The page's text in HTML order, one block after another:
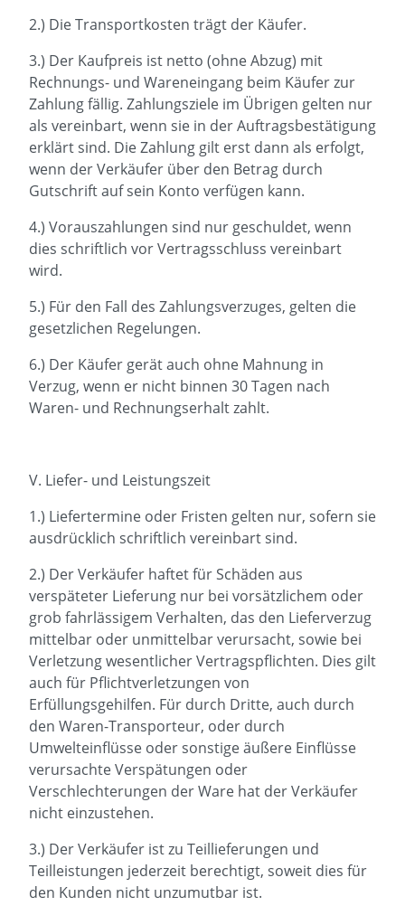
2.) Die Transportkosten trägt der Käufer.
3.) Der Kaufpreis ist netto (ohne Abzug) mit
Rechnungs- und Wareneingang beim Käufer zur
Zahlung fällig. Zahlungsziele im Übrigen gelten nur
als vereinbart, wenn sie in der Auftragsbestätigung
erklärt sind. Die Zahlung gilt erst dann als erfolgt,
wenn der Verkäufer über den Betrag durch
Gutschrift auf sein Konto verfügen kann.
4.) Vorauszahlungen sind nur geschuldet, wenn
dies schriftlich vor Vertragsschluss vereinbart
wird.
5.) Für den Fall des Zahlungsverzuges, gelten die
gesetzlichen Regelungen.
6.) Der Käufer gerät auch ohne Mahnung in
Verzug, wenn er nicht binnen 30 Tagen nach
Waren- und Rechnungserhalt zahlt.
V. Liefer- und Leistungszeit
1.) Liefertermine oder Fristen gelten nur, sofern sie
ausdrücklich schriftlich vereinbart sind.
2.) Der Verkäufer haftet für Schäden aus
verspäteter Lieferung nur bei vorsätzlichem oder
grob fahrlässigem Verhalten, das den Lieferverzug
mittelbar oder unmittelbar verursacht, sowie bei
Verletzung wesentlicher Vertragspflichten. Dies gilt
auch für Pflichtverletzungen von
Erfüllungsgehilfen. Für durch Dritte, auch durch
den Waren-Transporteur, oder durch
Umwelteinflüsse oder sonstige äußere Einflüsse
verursachte Verspätungen oder
Verschlechterungen der Ware hat der Verkäufer
nicht einzustehen.
3.) Der Verkäufer ist zu Teillieferungen und
Teilleistungen jederzeit berechtigt, soweit dies für
den Kunden nicht unzumutbar ist.